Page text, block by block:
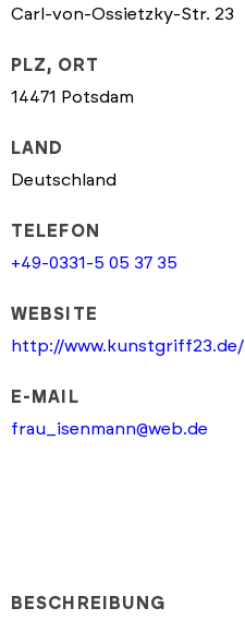
Carl-von-Ossietzky-Str. 23
PLZ, ORT
14471 Potsdam
LAND
Deutschland
TELEFON
+49-0331-5 05 37 35
WEBSITE
http://www.kunstgriff23.de/
E-MAIL
frau_isenmann@web.de
BESCHREIBUNG